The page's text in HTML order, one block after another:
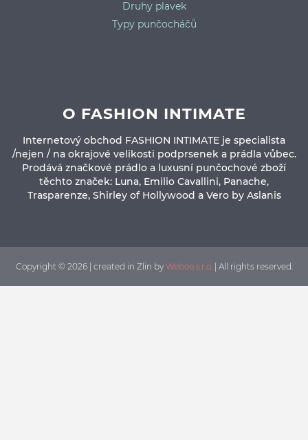
Druhy plavek
Typy punčocháčů
O FASHION INTIMATE
Internetový obchod FASHION INTIMATE je specialista
/nejen / na okrajové velikosti podprsenek a prádla vůbec.
Prodává značkové prádlo a luxusní punčochové zboží
těchto značek: Luna, Emilio Cavallini, Panache,
Trasparenze, Shirley of Hollywood a Vero by Aslanis
Copyright © 2026 | created in Zlin by Weboo s.r.o. | All rights reserved.